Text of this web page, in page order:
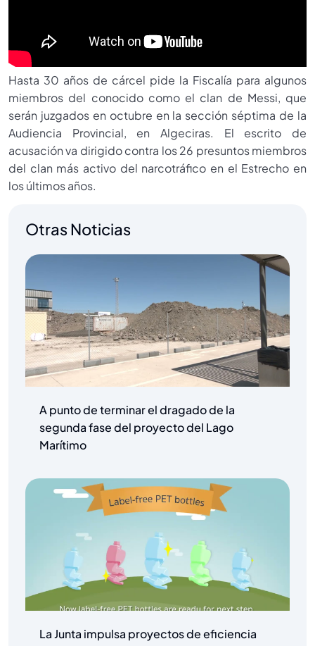
Hasta 30 años de cárcel pide la Fiscalía para algunos
miembros del conocido como el clan de Messi, que
serán juzgados en octubre en la sección séptima de la
Audiencia Provincial, en Algeciras. El escrito de
acusación va dirigido contra los 26 presuntos miembros
del clan más activo del narcotráfico en el Estrecho en
los últimos años.
Otras Noticias
A punto de terminar el dragado de la
segunda fase del proyecto del Lago
Marítimo
La Junta impulsa proyectos de eficiencia